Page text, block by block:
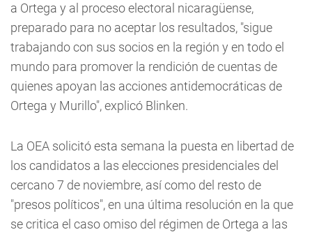
a Ortega y al proceso electoral nicaragüense,
preparado para no aceptar los resultados, "sigue
trabajando con sus socios en la región y en todo el
mundo para promover la rendición de cuentas de
quienes apoyan las acciones antidemocráticas de
Ortega y Murillo", explicó Blinken.
La OEA solicitó esta semana la puesta en libertad de
los candidatos a las elecciones presidenciales del
cercano 7 de noviembre, así como del resto de
"presos políticos", en una última resolución en la que
se critica el caso omiso del régimen de Ortega a las